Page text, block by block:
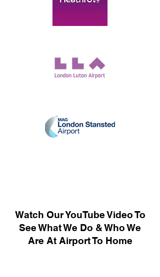
Watch Our YouTube Video To
See What We Do & Who We
Are At Airport To Home